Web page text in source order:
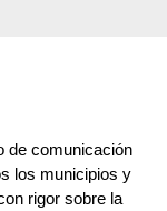
de comunicación
los municipios y
rigor sobre la